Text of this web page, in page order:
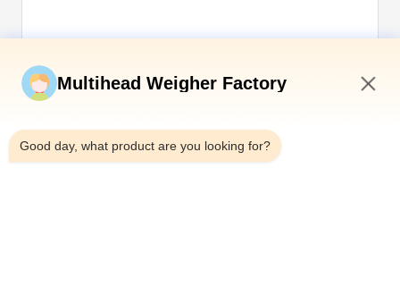
Multihead Weigher Factory
Good day, what product are you looking for?